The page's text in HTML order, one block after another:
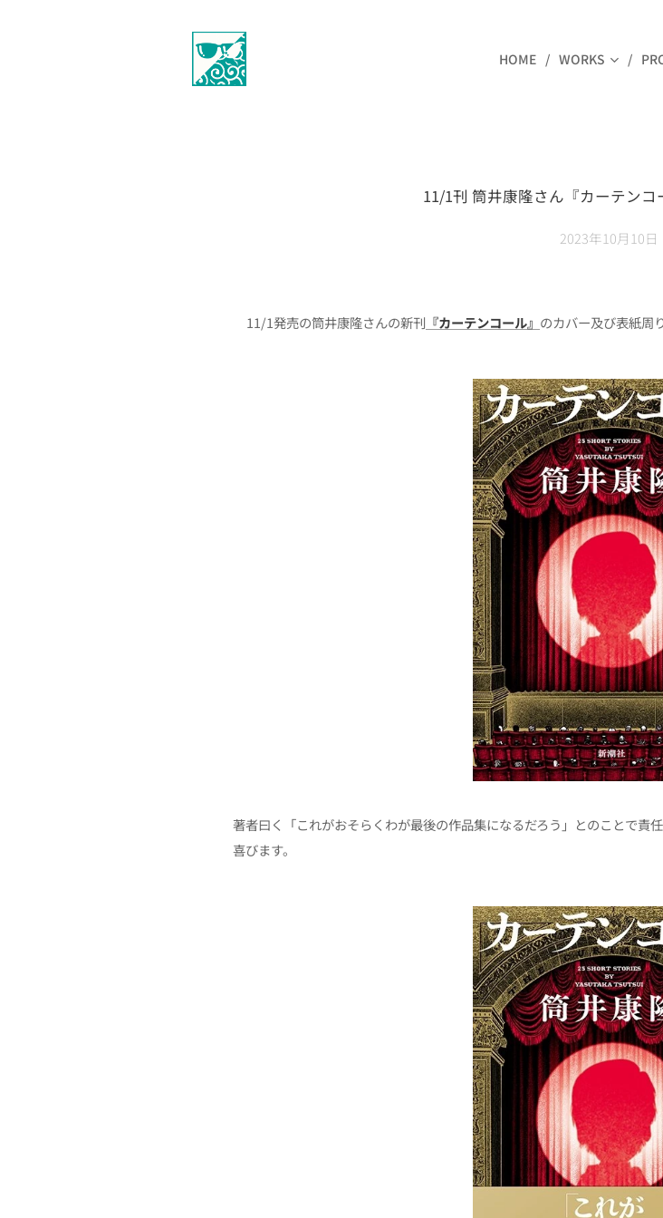
HOME WORKS
11/1刊 筒井康隆さん『カーテン
2023年10月10日
11/1発売の筒井康隆さんの新刊 『カーテンコール』 のカバー及び表紙周
著者曰く「これがおそらくわが最後の作品集になるだろう」とのことで責
喜びます。